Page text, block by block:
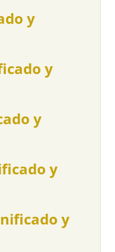
y
y
y
y
y